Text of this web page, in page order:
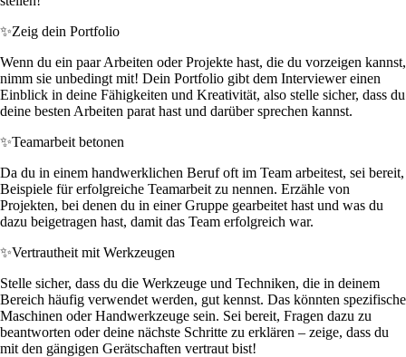
✨Zeig dein Portfolio
Wenn du ein paar Arbeiten oder Projekte hast, die du vorzeigen kannst,
nimm sie unbedingt mit! Dein Portfolio gibt dem Interviewer einen
Einblick in deine Fähigkeiten und Kreativität, also stelle sicher, dass du
deine besten Arbeiten parat hast und darüber sprechen kannst.
✨Teamarbeit betonen
Da du in einem handwerklichen Beruf oft im Team arbeitest, sei bereit,
Beispiele für erfolgreiche Teamarbeit zu nennen. Erzähle von
Projekten, bei denen du in einer Gruppe gearbeitet hast und was du
dazu beigetragen hast, damit das Team erfolgreich war.
✨Vertrautheit mit Werkzeugen
Stelle sicher, dass du die Werkzeuge und Techniken, die in deinem
Bereich häufig verwendet werden, gut kennst. Das könnten spezifische
Maschinen oder Handwerkzeuge sein. Sei bereit, Fragen dazu zu
beantworten oder deine nächste Schritte zu erklären – zeige, dass du
mit den gängigen Gerätschaften vertraut bist!